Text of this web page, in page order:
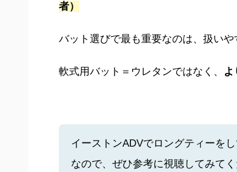
者）
バット選びで最も重要なのは、扱いや
軟式用バット＝ウレタンではなく、 よ
イーストンADVでロングティーを
なので、ぜひ参考に視聴してみてく